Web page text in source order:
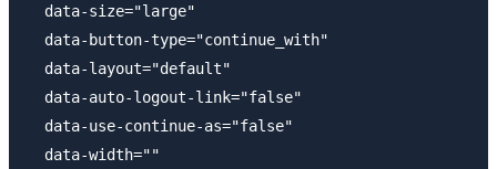
  data-size="large"
  data-button-type="continue_with"
  data-layout="default"
  data-auto-logout-link="false"
  data-use-continue-as="false"
  data-width=""